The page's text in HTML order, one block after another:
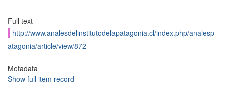
Full text
http://www.analesdelinstitutodelapatagonia.cl/index.php/analesp
atagonia/article/view/872
Metadata
Show full item record